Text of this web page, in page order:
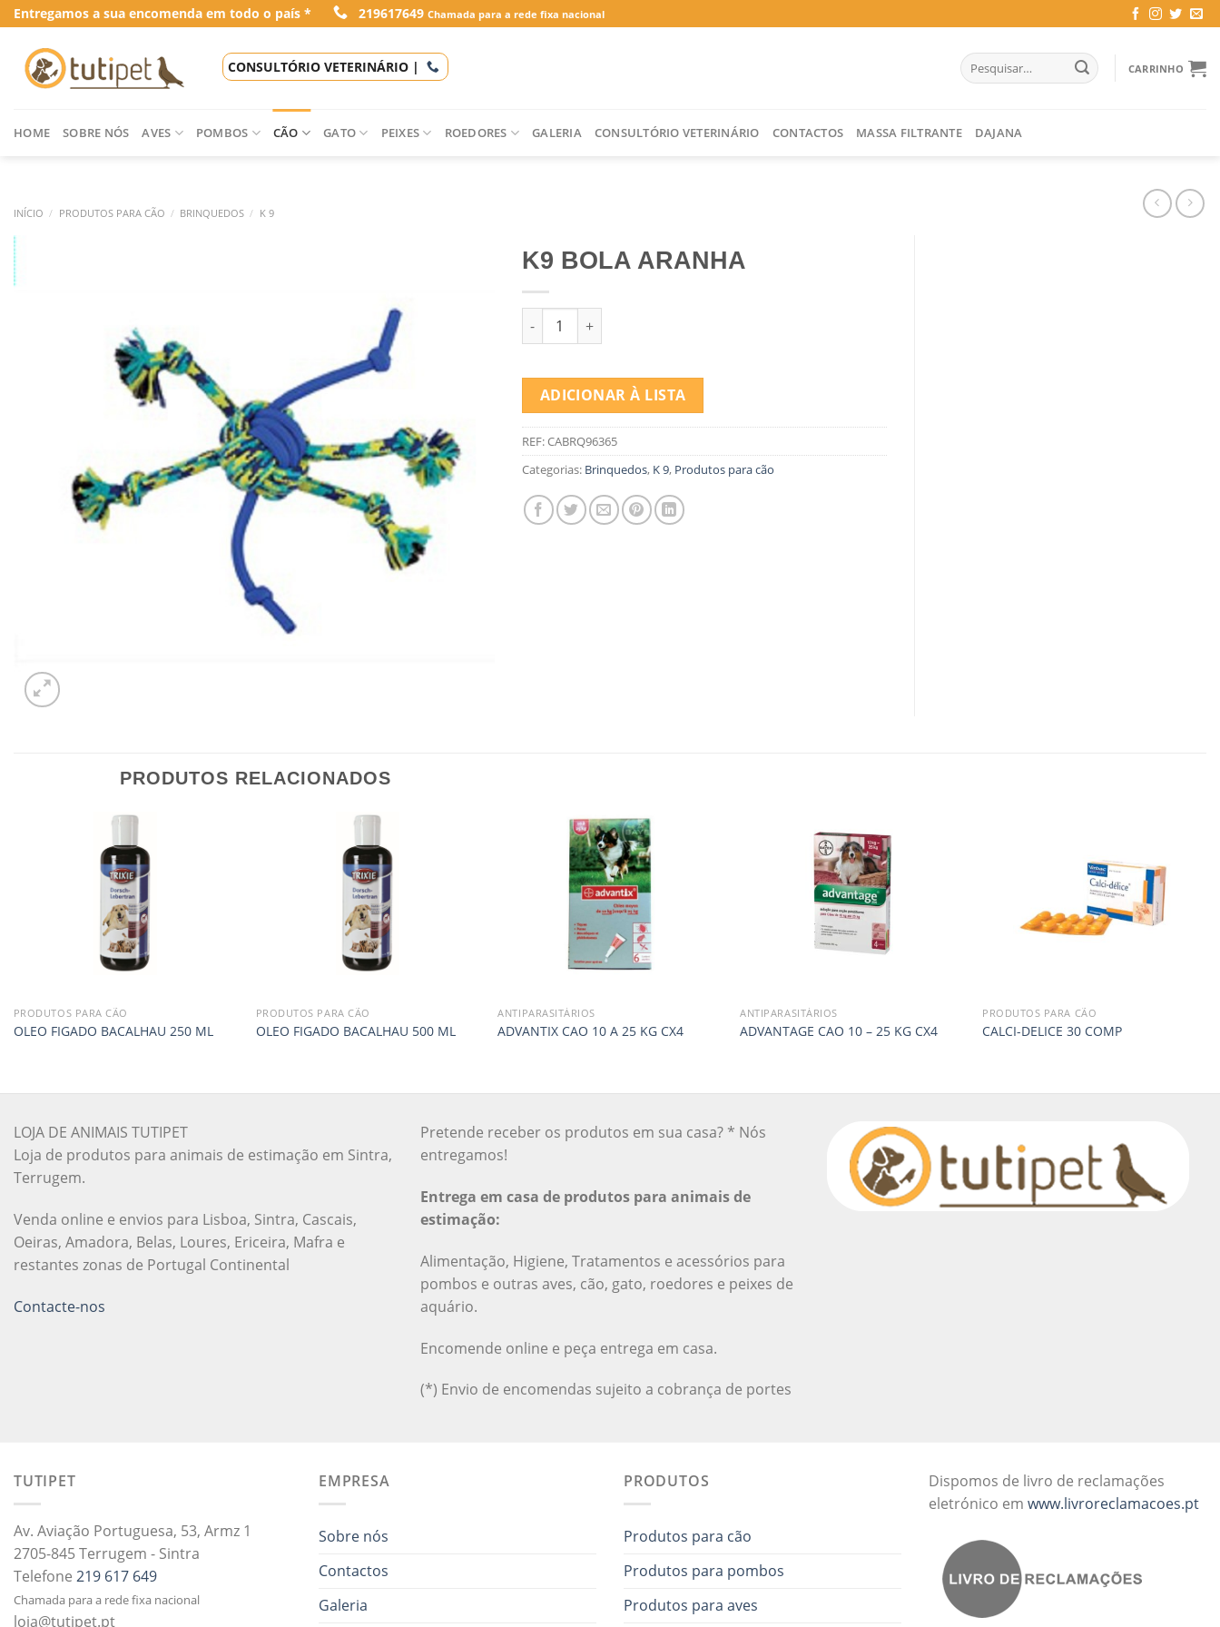
Skip
to
content
Entregamos a sua encomenda em todo o país * 219617649 Chamada para a rede fixa nacional
CONSULTÓRIO VETERINÁRIO |
Pesquisar
por:
CARRINHO
HOME SOBRE NÓS AVES POMBOS CÃO GATO PEIXES ROEDORES GALERIA CONSULTÓRIO VETERINÁRIO CONTACTOS MASSA FILTRANTE DAJANA
INÍCIO / PRODUTOS PARA CÃO / BRINQUEDOS / K 9
K9 BOLA ARANHA
Quantidade de K9 BOLA ARANHA
ADICIONAR À LISTA
REF:CABRQ96365
Categorias: Brinquedos, K 9, Produtos para cão
PRODUTOS RELACIONADOS
PRODUTOS PARA CÃO
OLEO FIGADO BACALHAU 250 ML
PRODUTOS PARA CÃO
OLEO FIGADO BACALHAU 500 ML
ANTIPARASITÁRIOS
ADVANTIX CAO 10 A 25 KG CX4
ANTIPARASITÁRIOS
ADVANTAGE CAO 10 – 25 KG CX4
PRODUTOS PARA CÃO
CALCI-DELICE 30 COMP
LOJA DE ANIMAIS TUTIPET
Loja de produtos para animais de estimação em Sintra,
Terrugem.
Venda online e envios para Lisboa, Sintra, Cascais,
Oeiras, Amadora, Belas, Loures, Ericeira, Mafra e
restantes zonas de Portugal Continental
Contacte-nos
Pretende receber os produtos em sua casa? * Nós
entregamos!
Entrega em casa de produtos para animais de
estimação:
Alimentação, Higiene, Tratamentos e acessórios para
pombos e outras aves, cão, gato, roedores e peixes de
aquário.
Encomende online e peça entrega em casa.
(*) Envio de encomendas sujeito a cobrança de portes
TUTIPET
Av. Aviação Portuguesa, 53, Armz 1
2705-845 Terrugem - Sintra
Telefone 219 617 649
Chamada para a rede fixa nacional
loja@tutipet.pt
EMPRESA
Sobre nós
Contactos
Galeria
PRODUTOS
Produtos para cão
Produtos para pombos
Produtos para aves
Dispomos de livro de reclamações
eletrónico em www.livroreclamacoes.pt